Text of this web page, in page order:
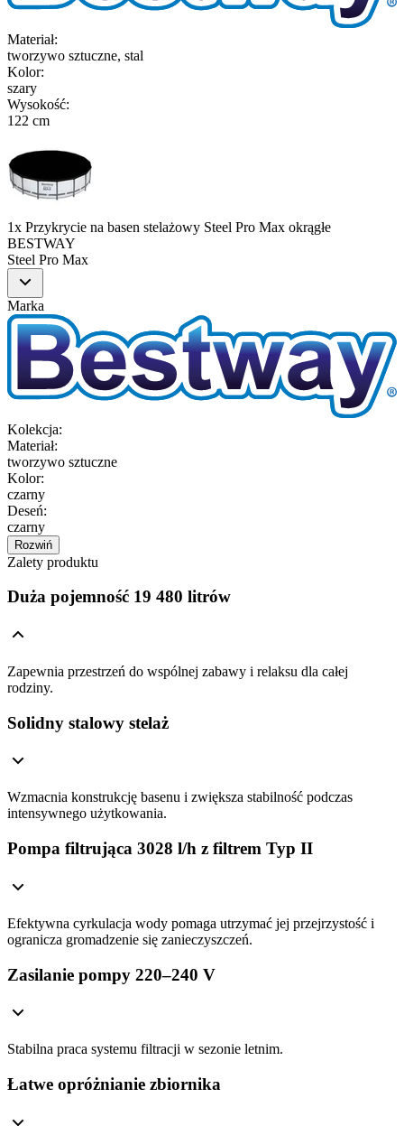
Materiał:
tworzywo sztuczne, stal
Kolor:
szary
Wysokość:
122 cm
1x Przykrycie na basen stelażowy Steel Pro Max okrągłe
BESTWAY
Steel Pro Max
Marka
Kolekcja:
Materiał:
tworzywo sztuczne
Kolor:
czarny
Deseń:
czarny
Rozwiń
Zalety produktu
Duża pojemność 19 480 litrów
Zapewnia przestrzeń do wspólnej zabawy i relaksu dla całej
rodziny.
Solidny stalowy stelaż
Wzmacnia konstrukcję basenu i zwiększa stabilność podczas
intensywnego użytkowania.
Pompa filtrująca 3028 l/h z filtrem Typ II
Efektywna cyrkulacja wody pomaga utrzymać jej przejrzystość i
ogranicza gromadzenie się zanieczyszczeń.
Zasilanie pompy 220–240 V
Stabilna praca systemu filtracji w sezonie letnim.
Łatwe opróżnianie zbiornika